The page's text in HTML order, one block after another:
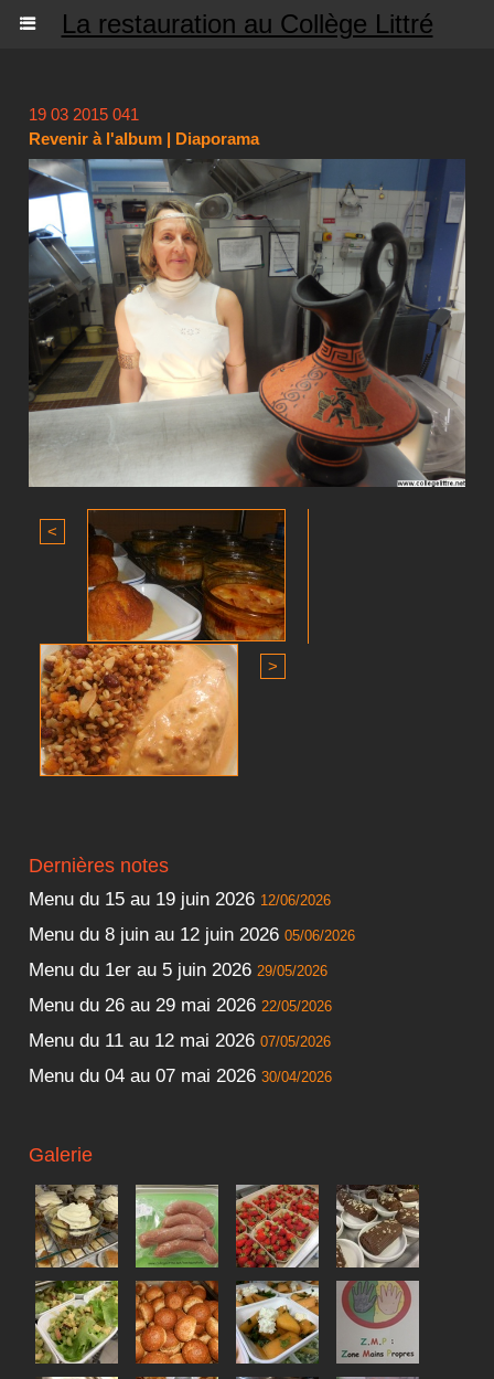
La restauration au Collège Littré
19 03 2015 041
Revenir à l'album | Diaporama
<
>
Dernières notes
Menu du 15 au 19 juin 2026 12/06/2026
Menu du 8 juin au 12 juin 2026 05/06/2026
Menu du 1er au 5 juin 2026 29/05/2026
Menu du 26 au 29 mai 2026 22/05/2026
Menu du 11 au 12 mai 2026 07/05/2026
Menu du 04 au 07 mai 2026 30/04/2026
Galerie